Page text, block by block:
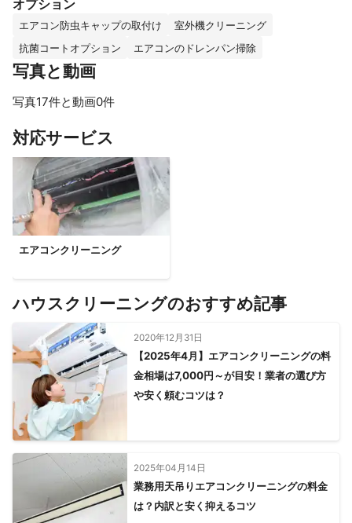
オプション
エアコン防虫キャップの取付け
室外機クリーニング
抗菌コートオプション
エアコンのドレンパン掃除
写真と動画
写真17件と動画0件
対応サービス
エアコンクリーニング
ハウスクリーニングのおすすめ記事
2020年12月31日
【2025年4月】エアコンクリーニングの料
金相場は7,000円～が目安！業者の選び方
や安く頼むコツは？
2025年04月14日
業務用天吊りエアコンクリーニングの料金
は？内訳と安く抑えるコツ